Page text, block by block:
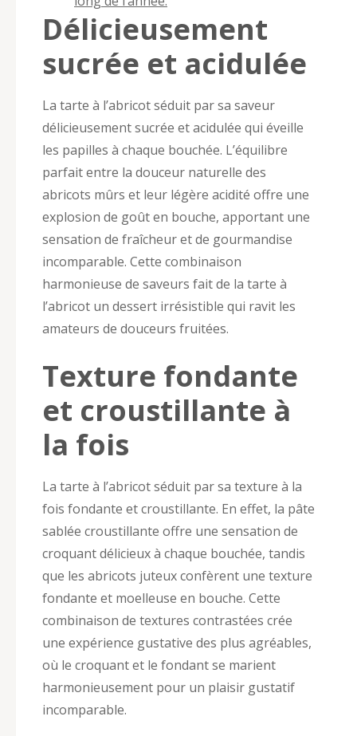
Délicieusement
sucrée et acidulée
La tarte à l’abricot séduit par sa saveur
délicieusement sucrée et acidulée qui éveille
les papilles à chaque bouchée. L’équilibre
parfait entre la douceur naturelle des
abricots mûrs et leur légère acidité offre une
explosion de goût en bouche, apportant une
sensation de fraîcheur et de gourmandise
incomparable. Cette combinaison
harmonieuse de saveurs fait de la tarte à
l’abricot un dessert irrésistible qui ravit les
amateurs de douceurs fruitées.
Texture fondante
et croustillante à
la fois
La tarte à l’abricot séduit par sa texture à la
fois fondante et croustillante. En effet, la pâte
sablée croustillante offre une sensation de
croquant délicieux à chaque bouchée, tandis
que les abricots juteux confèrent une texture
fondante et moelleuse en bouche. Cette
combinaison de textures contrastées crée
une expérience gustative des plus agréables,
où le croquant et le fondant se marient
harmonieusement pour un plaisir gustatif
incomparable.